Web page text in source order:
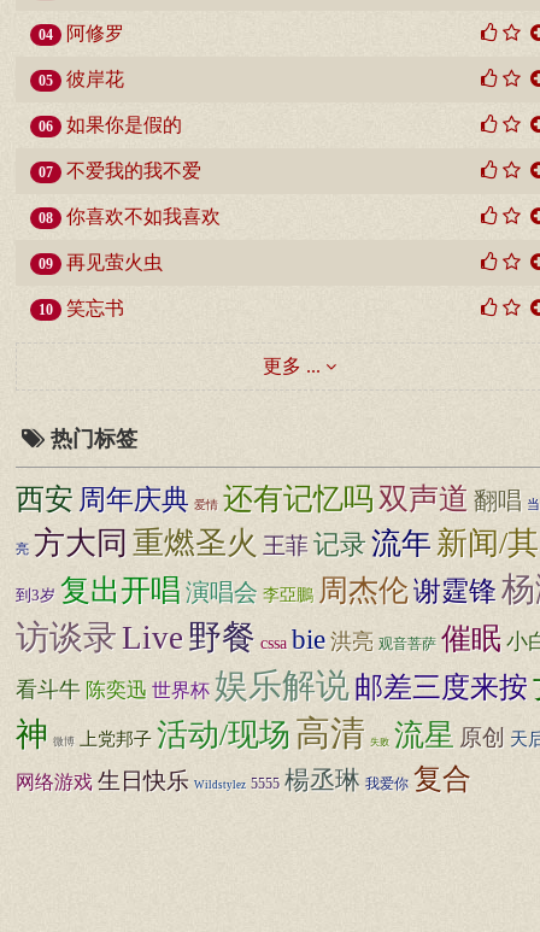
04 阿修罗
05 彼岸花
06 如果你是假的
07 不爱我的我不爱
08 你喜欢不如我喜欢
09 再见萤火虫
10 笑忘书
更多 ...
热门标签
西安 周年庆典 爱情 还有记忆吗双声道 翻唱
亮 方大同 重燃圣火 王菲记录流年新闻/
到3岁 复出开唱演唱会 李亞鵬 周杰伦谢霆锋
访谈录Live 野餐 cssa bie 洪亮 观音菩萨 催眠 小
看斗牛 陈奕迅 世界杯 娱乐解说邮差三度来按
神 微博 上党邦子 活动/现场 高清 失败 流星 原创 天
网络游戏 生日快乐 Wildstylez 5555 楊丞琳 我爱你 复合